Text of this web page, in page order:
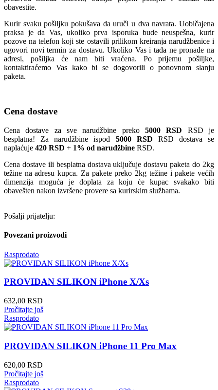
obavestite.
Kurir svaku pošiljku pokušava da uruči u dva navrata. Uobičajena
praksa je da Vas, ukoliko prva isporuka bude neuspešna, kurir
pozove na telefon koji ste ostavili prilikom kreiranja narudžbenice i
ugovori novi termin za dostavu. Ukoliko Vas i tada ne pronađe na
adresi, pošiljka će nam biti vraćena. Po prijemu pošiljke,
kontaktiraćemo Vas kako bi se dogovorili o ponovnom slanju
paketa.
Cena dostave
Cena dostave za sve narudžbine preko 5000 RSD RSD je
besplatna! Za narudžbine ispod 5000 RSD RSD dostava se
naplaćuje 420 RSD + 1% od narudžbine RSD.
Cena dostave ili besplatna dostava uključuje dostavu paketa do 2kg
težine na adresu kupca. Za pakete preko 2kg težine i pakete većih
dimenzija moguća je doplata za koju će kupac svakako biti
obavešten nakon izvršene provere sa kurirskim službama.
Pošalji prijatelju:
Povezani proizvodi
Rasprodato
PROVIDAN SILIKON iPhone X/Xs
632,00 RSD
Pročitajte još
Rasprodato
PROVIDAN SILIKON iPhone 11 Pro Max
620,00 RSD
Pročitajte još
Rasprodato